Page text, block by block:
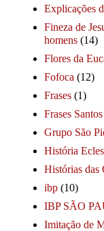
Explicações
Fineza de
homens (14)
Flores da
Fofoca (12)
Frases (1)
Frases Santos
Grupo São
História
Histórias das
ibp (10)
IBP SÃO
Imitação de